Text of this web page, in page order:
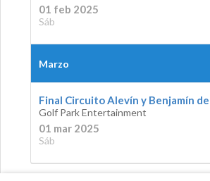
01 feb 2025
Sáb
Marzo
Final Circuito Alevín y Benjamín de
Golf Park Entertainment
01 mar 2025
Sáb